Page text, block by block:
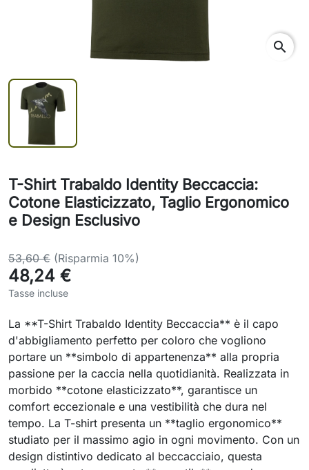
search
T-Shirt Trabaldo Identity Beccaccia:
Cotone Elasticizzato, Taglio Ergonomico
e Design Esclusivo
53,60 € (Risparmia 10%)
48,24 €
Tasse incluse
La **T-Shirt Trabaldo Identity Beccaccia** è il capo
d'abbigliamento perfetto per coloro che vogliono
portare un **simbolo di appartenenza** alla propria
passione per la caccia nella quotidianità. Realizzata in
morbido **cotone elasticizzato**, garantisce un
comfort eccezionale e una vestibilità che dura nel
tempo. La T-shirt presenta un **taglio ergonomico**
studiato per il massimo agio in ogni movimento. Con un
design distintivo dedicato al beccacciaio, questa